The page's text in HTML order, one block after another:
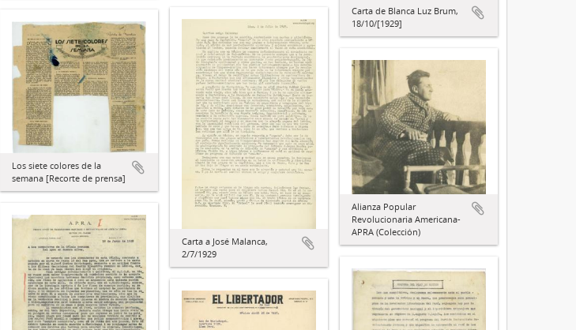
Carta de Blanca Luz Brum,
18/10/[1929]
Carta a José Malanca,
2/7/1929
Los siete colores de la
semana [Recorte de prensa]
Alianza Popular
Revolucionaria Americana-
APRA (Colección)